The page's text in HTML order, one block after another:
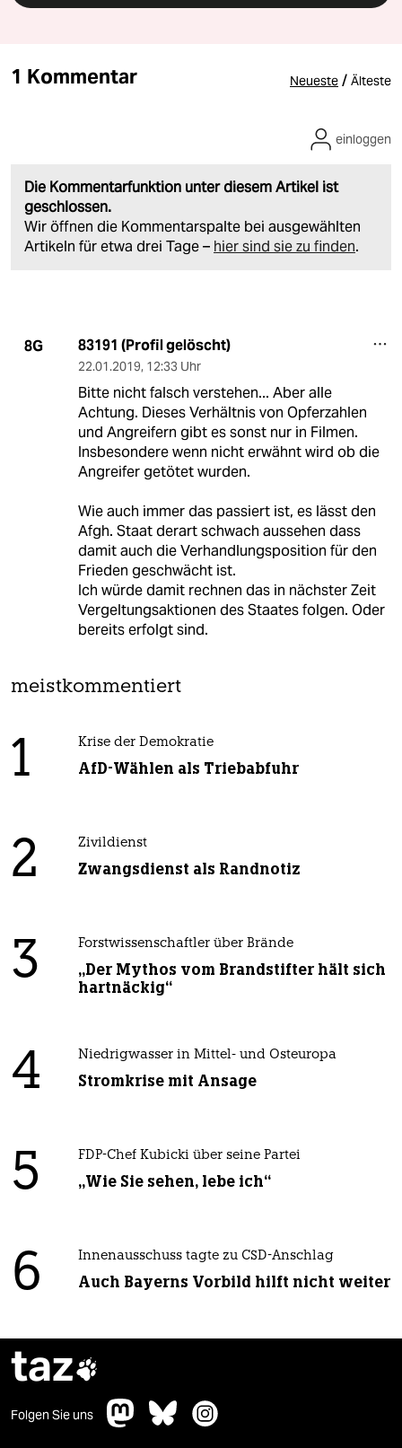
1 Kommentar Neueste / Älteste
Die Kommentarfunktion unter diesem Artikel ist
geschlossen.
Wir öffnen die Kommentarspalte bei ausgewählten
Artikeln für etwa drei Tage – hier sind sie zu finden.
einloggen
8G 83191 (Profil gelöscht)
22.01.2019, 12:33 Uhr
Bitte nicht falsch verstehen... Aber alle
Achtung. Dieses Verhältnis von Opferzahlen
und Angreifern gibt es sonst nur in Filmen.
Insbesondere wenn nicht erwähnt wird ob die
Angreifer getötet wurden.
Wie auch immer das passiert ist, es lässt den
Afgh. Staat derart schwach aussehen dass
damit auch die Verhandlungsposition für den
Frieden geschwächt ist.
Ich würde damit rechnen das in nächster Zeit
Vergeltungsaktionen des Staates folgen. Oder
bereits erfolgt sind.
meistkommentiert
1 Krise der Demokratie
AfD-Wählen als Triebabfuhr
2 Zivildienst
Zwangsdienst als Randnotiz
3 Forstwissenschaftler über Brände
„Der Mythos vom Brandstifter hält sich
hartnäckig“
4 Niedrigwasser in Mittel- und Osteuropa
Stromkrise mit Ansage
5 FDP-Chef Kubicki über seine Partei
„Wie Sie sehen, lebe ich“
6 Innenausschuss tagte zu CSD-Anschlag
Auch Bayerns Vorbild hilft nicht weiter
taz
Folgen Sie uns